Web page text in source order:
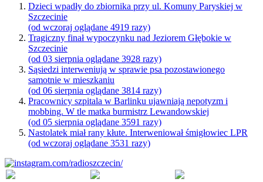
Dzieci wpadły do zbiornika przy ul. Komuny Paryskiej w
Szczecinie
(od wczoraj oglądane 4919 razy)
Tragiczny finał wypoczynku nad Jeziorem Głębokie w
Szczecinie
(od 03 sierpnia oglądane 3928 razy)
Sąsiedzi interweniują w sprawie psa pozostawionego
samotnie w mieszkaniu
(od 06 sierpnia oglądane 3814 razy)
Pracownicy szpitala w Barlinku ujawniają nepotyzm i
mobbing. W tle matka burmistrz Lewandowskiej
(od 05 sierpnia oglądane 3591 razy)
Nastolatek miał rany kłute. Interweniował śmigłowiec LPR
(od wczoraj oglądane 3531 razy)